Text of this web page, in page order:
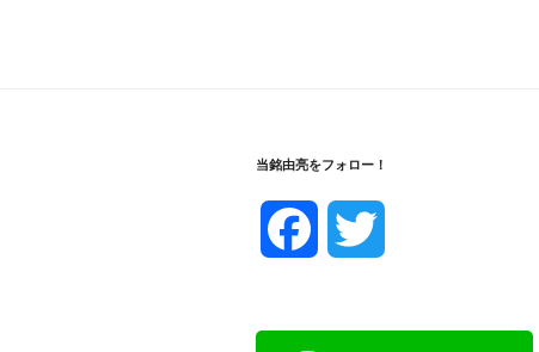
当銘由亮をフォロー！